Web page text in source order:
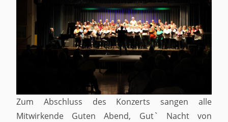
Zum Abschluss des Konzerts sangen alle
Mitwirkende Guten Abend, Gut` Nacht von